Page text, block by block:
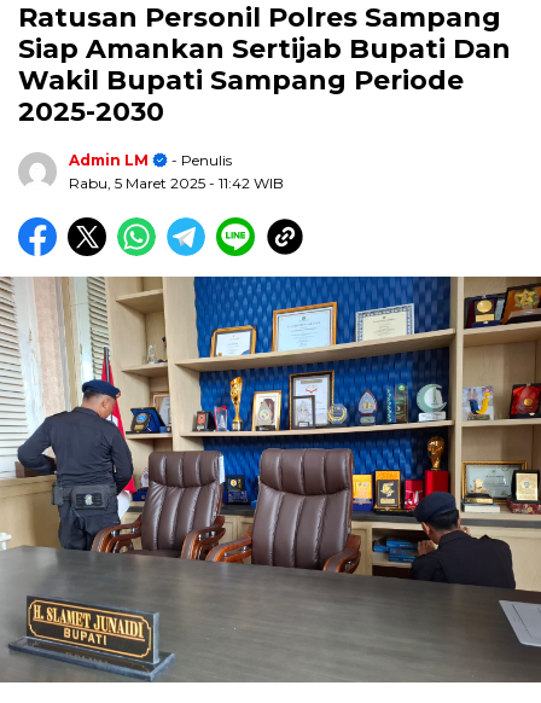
Ratusan Personil Polres Sampang
Siap Amankan Sertijab Bupati Dan
Wakil Bupati Sampang Periode
2025-2030
Admin LM
- Penulis
Rabu, 5 Maret 2025 - 11:42 WIB